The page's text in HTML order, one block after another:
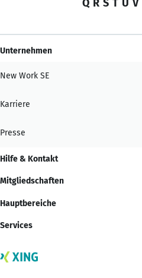
Q R S T U V
Unternehmen
New Work SE
Karriere
Presse
Hilfe & Kontakt
Mitgliedschaften
Hauptbereiche
Services